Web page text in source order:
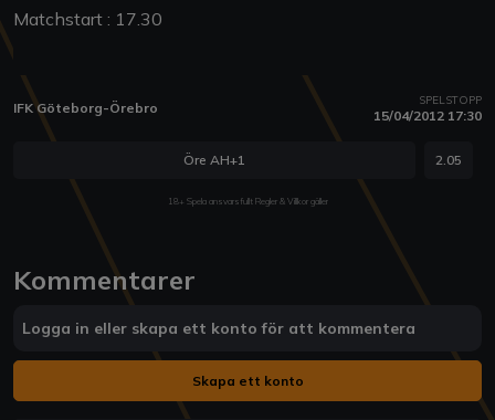
Matchstart : 17.30
IFK Göteborg-Örebro SPELSTOPP
15/04/2012 17:30
Öre AH+1 2.05
18+ Spela ansvarsfullt Regler & Villkor gäller
Kommentarer
Logga in eller skapa ett konto för att kommentera
Skapa ett konto